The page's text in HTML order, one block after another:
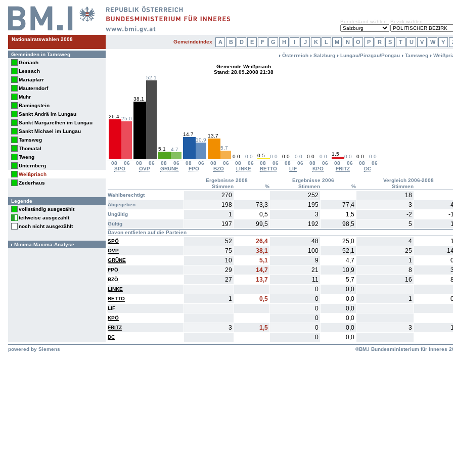
Nationalratswahlen 2008
Bundesland wählen Bezirk wählen
Gemeindeindex A B D E F G H I J K L M N O P R S T U V W Y
Gemeinden in Tamsweg
Göriach
Lessach
Mariapfarr
Mauterndorf
Muhr
Ramingstein
Sankt Andrä im Lungau
Sankt Margarethen im Lungau
Sankt Michael im Lungau
Tamsweg
Thomatal
Tweng
Unternberg
Weißpriach
Zederhaus
Legende
vollständig ausgezählt
teilweise ausgezählt
noch nicht ausgezählt
Minima-Maxima-Analyse
Österreich Salzburg Lungau/Pinzgau/Pongau Tamsweg
Gemeinde Weißpriach
Stand: 28.09.2008 21:38
08 06 08 06 08 06 08 06 08 06 08 06 08 06 08 06 08 06 08 06 08
06
SPÖ
ÖVP GRÜNE FPÖ BZÖ LINKE RETTÖ LIF KPÖ FRITZ DC
26.4 25.0
38.1
52.1
5.1 4.7
14.7
10.9
13.7
5.7
0.0
0.0 0.5 0.0 0.0 0.0 0.0 0.0 1.5 0.0 0.0 0.0
Ergebnisse 2008 Ergebnisse 2006
Vergleich 2006-2008
Stimmen
% Stimmen % Stimmen
Wahlberechtigt
270 252 18
Abgegeben 198 73,3 195 77,4 3 -
Ungültig 1 0,5 3 1,5 -2 -
Gültig 197 99,5 192 98,5 5
Davon entfielen auf die Parteien
SPÖ
52 26,4 48 25,0 4
ÖVP 75 38,1 100 52,1 -25 -
GRÜNE 10 5,1 9 4,7 1
FPÖ 29 14,7 21 10,9 8
BZÖ 27 13,7 11 5,7 16
LINKE 0 0,0
RETTÖ 1 0,5 0 0,0 1
LIF 0 0,0
KPÖ 0 0,0
FRITZ 3 1,5 0 0,0 3
DC 0 0,0
powered by Siemens ©BM.I Bundesministerium für Inneres